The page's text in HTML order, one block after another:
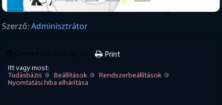
Szerző: Adminisztrátor
Created On 2017-05-30 Print
Itt vagy most:
Tudásbázis
Beállítások
Rendszerbeállítások
Nyomtatási hiba elhárítása